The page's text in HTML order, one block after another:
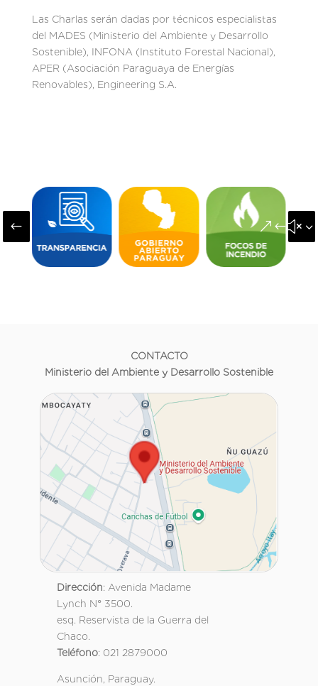
Las Charlas serán dadas por técnicos especialistas
del MADES (Ministerio del Ambiente y Desarrollo
Sostenible), INFONA (Instituto Forestal Nacional),
APER (Asociación Paraguaya de Energías
Renovables), Engineering S.A.
#
CONTACTO
Ministerio del Ambiente y Desarrollo Sostenible
Dirección: Avenida Madame
Lynch N° 3500.
esq. Reservista de la Guerra del
Chaco.
Teléfono: 021 2879000
Asunción, Paraguay.